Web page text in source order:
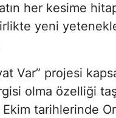
her kesime
yeni
Var” projesi
olma özelliği
tarihlerinde